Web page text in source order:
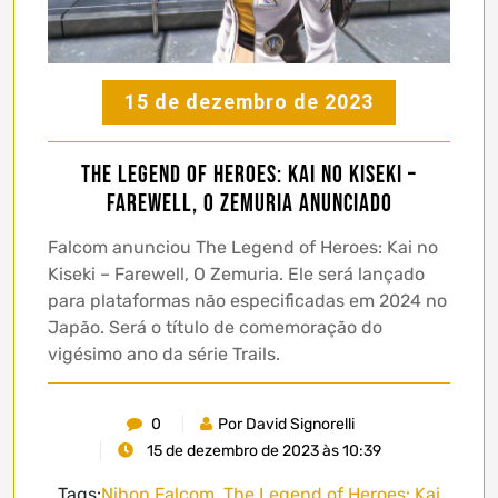
15 de dezembro de 2023
The Legend of Heroes: Kai no Kiseki –
Farewell, O Zemuria anunciado
Falcom anunciou The Legend of Heroes: Kai no
Kiseki – Farewell, O Zemuria. Ele será lançado
para plataformas não especificadas em 2024 no
Japão. Será o título de comemoração do
vigésimo ano da série Trails.
0
Por David Signorelli
15 de dezembro de 2023 às 10:39